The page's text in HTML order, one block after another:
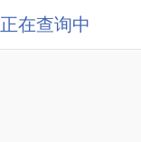
正在查询中